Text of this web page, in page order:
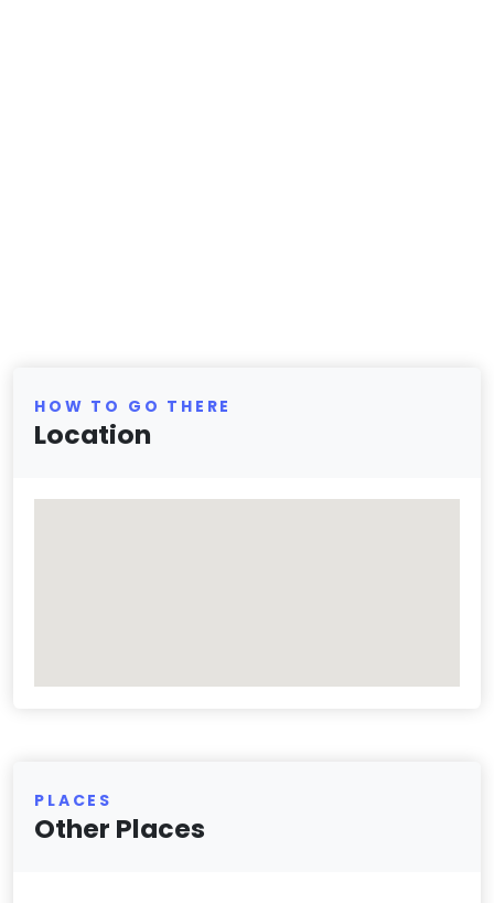
HOW TO GO THERE
Location
PLACES
Other Places